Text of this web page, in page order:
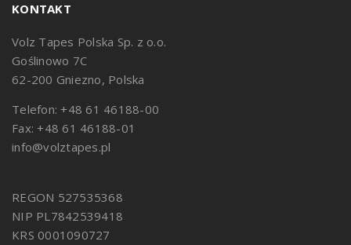
KONTAKT
Volz Tapes Polska Sp. z o.o.
Goślinowo 7C
62-200 Gniezno, Polska
Telefon: +48 61 46188-00
Fax: +48 61 46188-01
info@volztapes.pl
REGON 527535368
NIP PL7842539418
KRS 0001090727